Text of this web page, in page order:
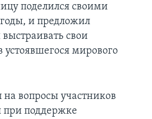
поделился своими
и предложил
свои
мирового
на вопросы участников
поддержке